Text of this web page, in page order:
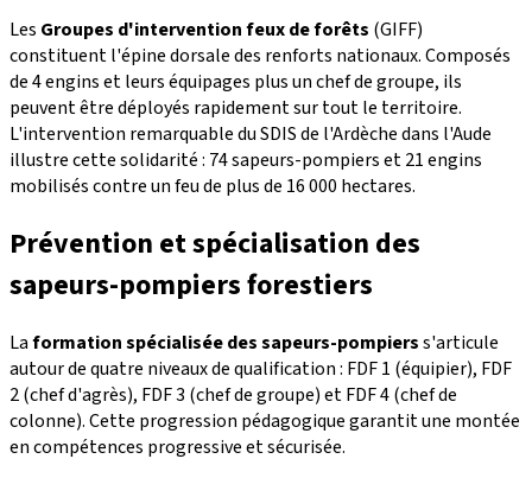
Les Groupes d'intervention feux de forêts (GIFF)
constituent l'épine dorsale des renforts nationaux. Composés
de 4 engins et leurs équipages plus un chef de groupe, ils
peuvent être déployés rapidement sur tout le territoire.
L'intervention remarquable du SDIS de l'Ardèche dans l'Aude
illustre cette solidarité : 74 sapeurs-pompiers et 21 engins
mobilisés contre un feu de plus de 16 000 hectares.
Prévention et spécialisation des
sapeurs-pompiers forestiers
Laformation spécialisée des sapeurs-pompierss'articule
autour de quatre niveaux de qualification : FDF 1 (équipier), FDF
2 (chef d'agrès), FDF 3 (chef de groupe) et FDF 4 (chef de
colonne). Cette progression pédagogique garantit une montée
en compétences progressive et sécurisée.